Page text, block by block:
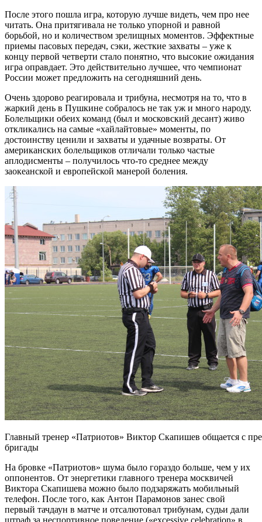
После этого пошла игра, которую лучше видеть, чем про нее
читать. Она притягивала не только упорной и равной
борьбой, но и количеством зрелищных моментов. Эффектные
приемы пасовых передач, сэки, жесткие захваты – уже к
концу первой четверти стало понятно, что высокие ожидания
игра оправдает. Это действительно лучшее, что чемпионат
России может предложить на сегодняшний день.
Очень здорово реагировала и трибуна, несмотря на то, что в
жаркий день в Пушкине собралось не так уж и много народу.
Болельщики обеих команд (был и московский десант) живо
откликались на самые «хайлайтовые» моменты, по
достоинству ценили и захваты и удачные возвраты. От
американских болельщиков отличали только частые
аплодисменты – получилось что-то среднее между
заокеанской и европейской манерой боления.
Главный тренер «Патриотов» Виктор Скапишев общается с
бригады
На бровке «Патриотов» шума было гораздо больше, чем у их
оппонентов. От энергетики главного тренера москвичей
Виктора Скапишева можно было подзаряжать мобильный
телефон. После того, как Антон Парамонов занес свой
первый тачдаун в матче и отсалютовал трибунам, судьи дали
штраф за неспортивное поведение («excessive celebration» в